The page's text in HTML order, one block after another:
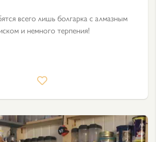
всего лишь болгарка с алмазным
и немного терпения!